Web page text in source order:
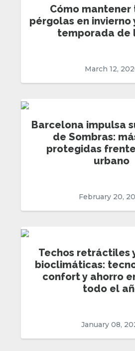
Cómo mantener
pérgolas en
temporada de
March 12,
Barcelona impulsa
de Sombras:
protegidas
urbano
February 20,
Techos retráctiles
bioclimáticas:
confort y ahorro
todo el
January 08,